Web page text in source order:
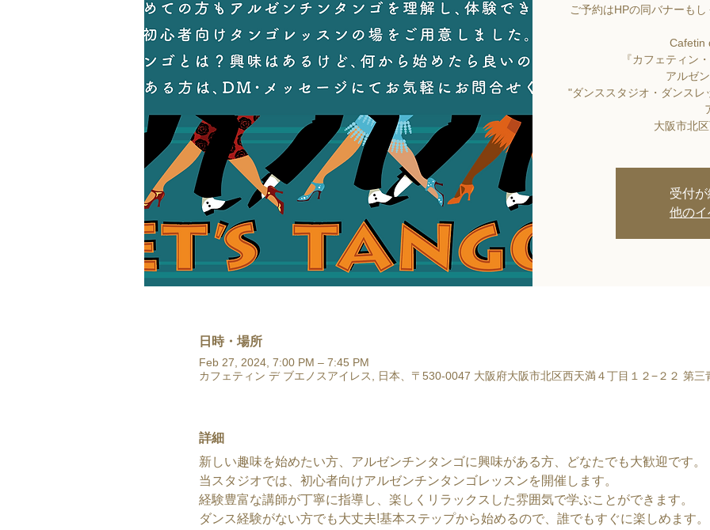
ご予約はHPの同バナーも
Cafetin
『カフェティン
アルゼ
"ダンススタジオ・ダンス
大阪市北
受付
他のイ
日時・場所
Feb 27, 2024, 7:00 PM – 7:45 PM
カフェティン デ ブエノスアイレス, 日本、〒530-0047 大阪府大阪市北区西天満４丁目１２−２２ 第三
詳細
新しい趣味を始めたい方、アルゼンチンタンゴに興味がある方、どなたでも大歓迎です。
当スタジオでは、初心者向けアルゼンチンタンゴレッスンを開催します。
経験豊富な講師が丁寧に指導し、楽しくリラックスした雰囲気で学ぶことができます。
ダンス経験がない方でも大丈夫!基本ステップから始めるので、誰でもすぐに楽しめます。